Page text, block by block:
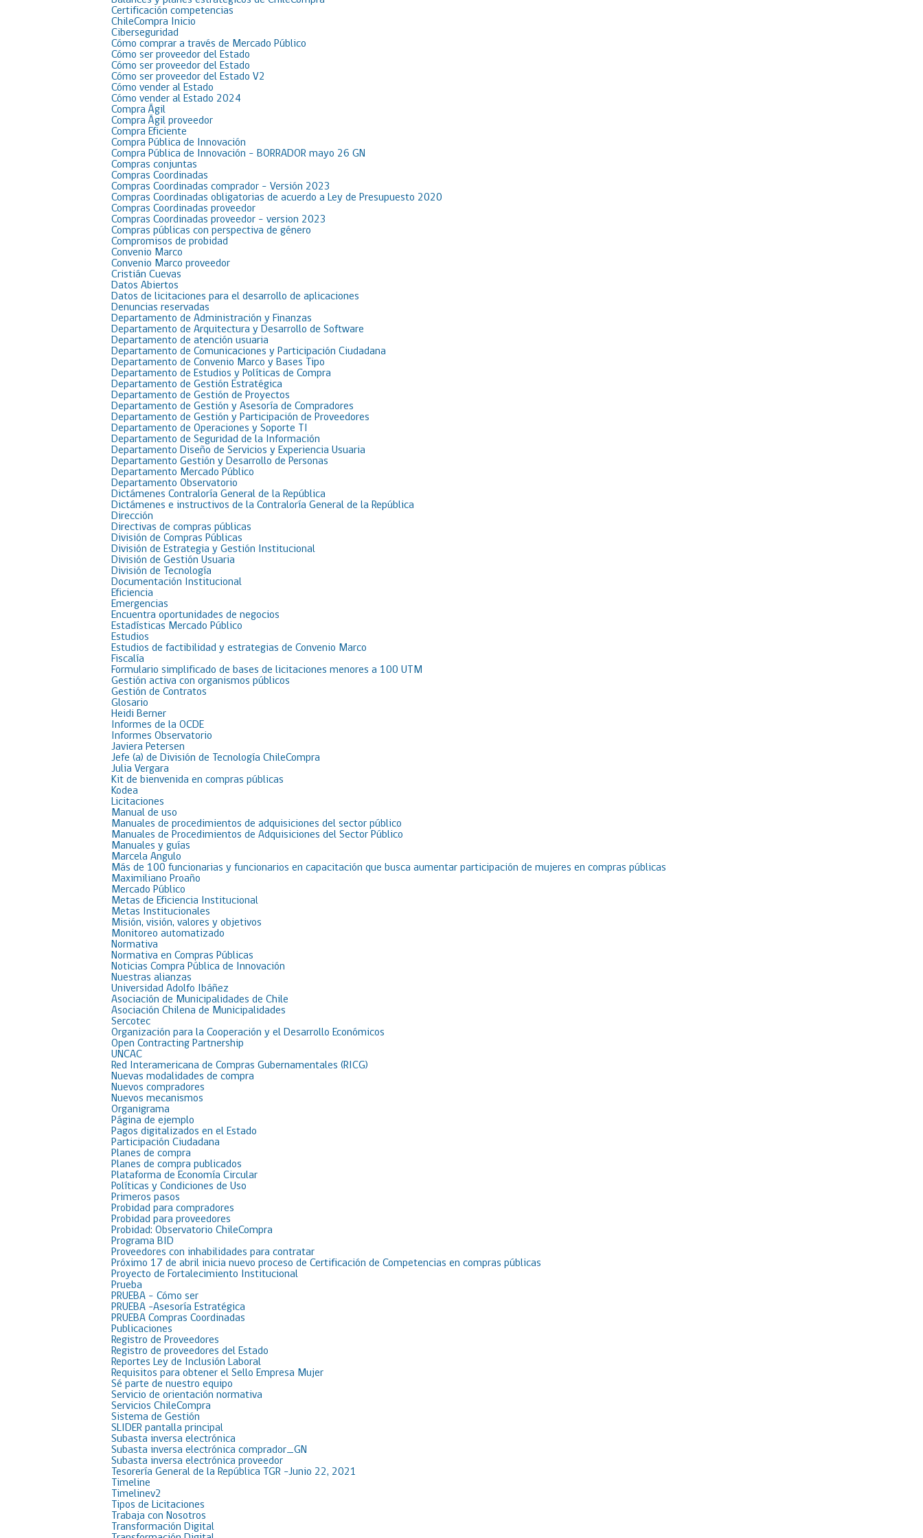
Certificación competencias
ChileCompra Inicio
Ciberseguridad
Cómo comprar a través de Mercado Público
Cómo ser proveedor del Estado
Cómo ser proveedor del Estado
Cómo ser proveedor del Estado V2
Cómo vender al Estado
Cómo vender al Estado 2024
Compra Ágil
Compra Ágil proveedor
Compra Eficiente
Compra Pública de Innovación
Compra Pública de Innovación – BORRADOR mayo 26 GN
Compras conjuntas
Compras Coordinadas
Compras Coordinadas comprador – Versión 2023
Compras Coordinadas obligatorias de acuerdo a Ley de Presupuesto 2020
Compras Coordinadas proveedor
Compras Coordinadas proveedor – version 2023
Compras públicas con perspectiva de género
Compromisos de probidad
Convenio Marco
Convenio Marco proveedor
Cristián Cuevas
Datos Abiertos
Datos de licitaciones para el desarrollo de aplicaciones
Denuncias reservadas
Departamento de Administración y Finanzas
Departamento de Arquitectura y Desarrollo de Software
Departamento de atención usuaria
Departamento de Comunicaciones y Participación Ciudadana
Departamento de Convenio Marco y Bases Tipo
Departamento de Estudios y Políticas de Compra
Departamento de Gestión Estratégica
Departamento de Gestión de Proyectos
Departamento de Gestión y Asesoría de Compradores
Departamento de Gestión y Participación de Proveedores
Departamento de Operaciones y Soporte TI
Departamento de Seguridad de la Información
Departamento Diseño de Servicios y Experiencia Usuaria
Departamento Gestión y Desarrollo de Personas
Departamento Mercado Público
Departamento Observatorio
Dictámenes Contraloría General de la República
Dictámenes e instructivos de la Contraloría General de la República
Dirección
Directivas de compras públicas
División de Compras Públicas
División de Estrategia y Gestión Institucional
División de Gestión Usuaria
División de Tecnología
Documentación Institucional
Eficiencia
Emergencias
Encuentra oportunidades de negocios
Estadísticas Mercado Público
Estudios
Estudios de factibilidad y estrategias de Convenio Marco
Fiscalía
Formulario simplificado de bases de licitaciones menores a 100 UTM
Gestión activa con organismos públicos
Gestión de Contratos
Glosario
Heidi Berner
Informes de la OCDE
Informes Observatorio
Javiera Petersen
Jefe (a) de División de Tecnología ChileCompra
Julia Vergara
Kit de bienvenida en compras públicas
Kodea
Licitaciones
Manual de uso
Manuales de procedimientos de adquisiciones del sector público
Manuales de Procedimientos de Adquisiciones del Sector Público
Manuales y guías
Marcela Angulo
Más de 100 funcionarias y funcionarios en capacitación que busca aumentar participación de mujeres en compras públicas
Maximiliano Proaño
Mercado Público
Metas de Eficiencia Institucional
Metas Institucionales
Misión, visión, valores y objetivos
Monitoreo automatizado
Normativa
Normativa en Compras Públicas
Noticias Compra Pública de Innovación
Nuestras alianzas
Universidad Adolfo Ibáñez
Asociación de Municipalidades de Chile
Asociación Chilena de Municipalidades
Sercotec
Organización para la Cooperación y el Desarrollo Económicos
Open Contracting Partnership
UNCAC
Red Interamericana de Compras Gubernamentales (RICG)
Nuevas modalidades de compra
Nuevos compradores
Nuevos mecanismos
Organigrama
Página de ejemplo
Pagos digitalizados en el Estado
Participación Ciudadana
Planes de compra
Planes de compra publicados
Plataforma de Economía Circular
Políticas y Condiciones de Uso
Primeros pasos
Probidad para compradores
Probidad para proveedores
Probidad: Observatorio ChileCompra
Programa BID
Proveedores con inhabilidades para contratar
Próximo 17 de abril inicia nuevo proceso de Certificación de Competencias en compras públicas
Proyecto de Fortalecimiento Institucional
Prueba
PRUEBA – Cómo ser
PRUEBA -Asesoría Estratégica
PRUEBA Compras Coordinadas
Publicaciones
Registro de Proveedores
Registro de proveedores del Estado
Reportes Ley de Inclusión Laboral
Requisitos para obtener el Sello Empresa Mujer
Sé parte de nuestro equipo
Servicio de orientación normativa
Servicios ChileCompra
Sistema de Gestión
SLIDER pantalla principal
Subasta inversa electrónica
Subasta inversa electrónica comprador_GN
Subasta inversa electrónica proveedor
Tesorería General de la República TGR -Junio 22, 2021
Timeline
Timelinev2
Tipos de Licitaciones
Trabaja con Nosotros
Transformación Digital